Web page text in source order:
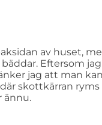
av huset,
Eftersom
jag att man
skottkärran
ännu.